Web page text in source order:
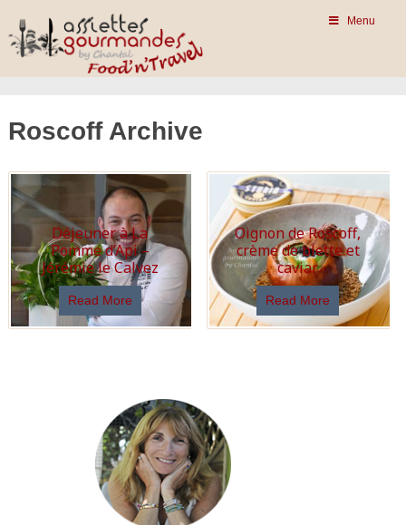
Menu
Roscoff Archive
Déjeuner à La
Pomme d’Api –
Jérémie le Calvez
Read More
Oignon de Roscoff,
crème de blette et
caviar
Read More